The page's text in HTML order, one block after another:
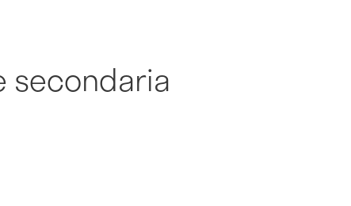
secondaria